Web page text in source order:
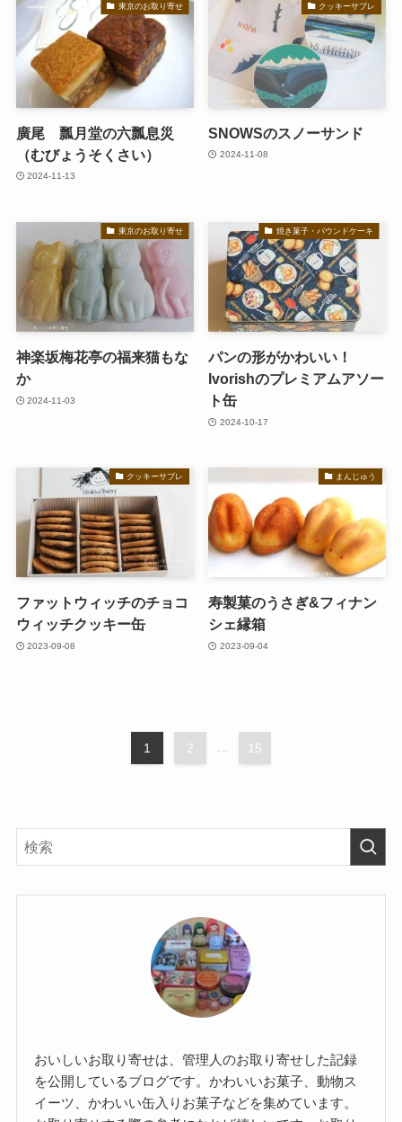
東京のお取り寄せ
廣尾 瓢月堂の六瓢息災
（むびょうそくさい）
2024-11-13
クッキーサブレ
SNOWSのスノーサンド
2024-11-08
東京のお取り寄せ
神楽坂梅花亭の福来猫もな
か
2024-11-03
焼き菓子・パウンドケーキ
パンの形がかわいい！
Ivorishのプレミアムアソー
ト缶
2024-10-17
クッキーサブレ
ファットウィッチのチョコ
ウィッチクッキー缶
2023-09-08
まんじゅう
寿製菓のうさぎ&フィナン
シェ縁箱
2023-09-04
1 2 ... 15
おいしいお取り寄せは、管理人のお取り寄せした記録
を公開しているブログです。かわいいお菓子、動物ス
イーツ、かわいい缶入りお菓子などを集めています。